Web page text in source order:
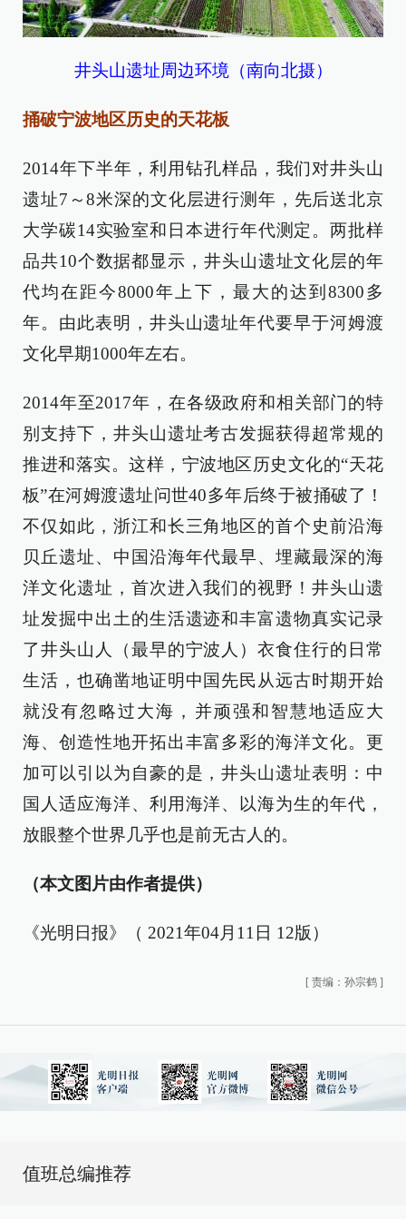
井头山遗址周边环境（南向北摄）
捅破宁波地区历史的天花板
2014年下半年，利用钻孔样品，我们对井头山
遗址7～8米深的文化层进行测年，先后送北京
大学碳14实验室和日本进行年代测定。两批样
品共10个数据都显示，井头山遗址文化层的年
代均在距今8000年上下，最大的达到8300多
年。由此表明，井头山遗址年代要早于河姆渡
文化早期1000年左右。
2014年至2017年，在各级政府和相关部门的特
别支持下，井头山遗址考古发掘获得超常规的
推进和落实。这样，宁波地区历史文化的“天花
板”在河姆渡遗址问世40多年后终于被捅破了！
不仅如此，浙江和长三角地区的首个史前沿海
贝丘遗址、中国沿海年代最早、埋藏最深的海
洋文化遗址，首次进入我们的视野！井头山遗
址发掘中出土的生活遗迹和丰富遗物真实记录
了井头山人（最早的宁波人）衣食住行的日常
生活，也确凿地证明中国先民从远古时期开始
就没有忽略过大海，并顽强和智慧地适应大
海、创造性地开拓出丰富多彩的海洋文化。更
加可以引以为自豪的是，井头山遗址表明：中
国人适应海洋、利用海洋、以海为生的年代，
放眼整个世界几乎也是前无古人的。
（本文图片由作者提供）
《光明日报》（ 2021年04月11日 12版）
[ 责编：孙宗鹤 ]
值班总编推荐